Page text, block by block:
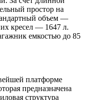
простор на
объем —
кресел — 1647 л.
емкостью до 85
платформе
предназначена
структура